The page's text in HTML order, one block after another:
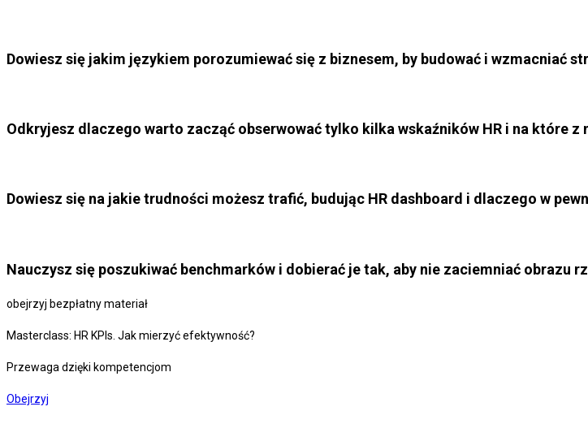
Dowiesz się jakim językiem porozumiewać się z biznesem, by budować i wzmacniać
Odkryjesz dlaczego warto zacząć obserwować tylko kilka wskaźników HR i na które z
Dowiesz się na jakie trudności możesz trafić, budując HR dashboard i dlaczego w
Nauczysz się poszukiwać benchmarków i dobierać je tak, aby nie zaciemniać obrazu
obejrzyj bezpłatny materiał
Masterclass: HR KPIs. Jak mierzyć efektywność?
Przewaga dzięki kompetencjom
Obejrzyj